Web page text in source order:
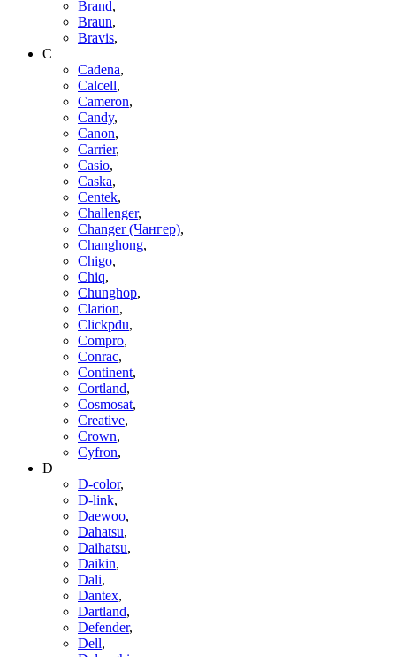
Brand,
Braun,
Bravis,
C
Cadena,
Calcell,
Cameron,
Candy,
Canon,
Carrier,
Casio,
Caska,
Centek,
Challenger,
Changer (Чангер),
Changhong,
Chigo,
Chiq,
Chunghop,
Clarion,
Clickpdu,
Compro,
Conrac,
Continent,
Cortland,
Cosmosat,
Creative,
Crown,
Cyfron,
D
D-color,
D-link,
Daewoo,
Dahatsu,
Daihatsu,
Daikin,
Dali,
Dantex,
Dartland,
Defender,
Dell,